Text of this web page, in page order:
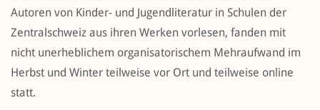
Autoren von Kinder- und Jugendliteratur in Schulen der
Zentralschweiz aus ihren Werken vorlesen, fanden mit
nicht unerheblichem organisatorischem Mehraufwand im
Herbst und Winter teilweise vor Ort und teilweise online
statt.